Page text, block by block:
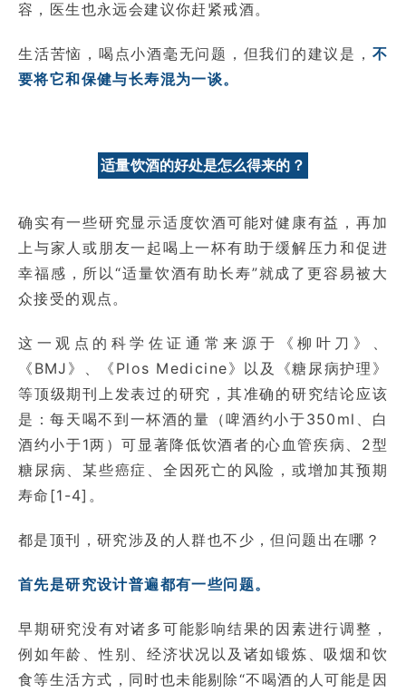
容，医生也永远会建议你赶紧戒酒。
生活苦恼，喝点小酒毫无问题，但我们的建议是， 不
要将它和保健与长寿混为一谈。
适量饮酒的好处是怎么得来的？
确实有一些研究显示适度饮酒可能对健康有益，再加
上与家人或朋友一起喝上一杯有助于缓解压力和促进
幸福感，所以“适量饮酒有助长寿”就成了更容易被大
众接受的观点。
这一观点的科学佐证通常来源于《柳叶刀》、
《BMJ》、《Plos Medicine》以及《糖尿病护理》
等顶级期刊上发表过的研究，其准确的研究结论应该
是：每天喝不到一杯酒的量（啤酒约小于350ml、白
酒约小于1两）可显著降低饮酒者的心血管疾病、2型
糖尿病、某些癌症、全因死亡的风险，或增加其预期
寿命[1-4]。
都是顶刊，研究涉及的人群也不少，但问题出在哪？
首先是研究设计普遍都有一些问题。
早期研究没有对诸多可能影响结果的因素进行调整，
例如年龄、性别、经济状况以及诸如锻炼、吸烟和饮
食等生活方式，同时也未能剔除“不喝酒的人可能是因